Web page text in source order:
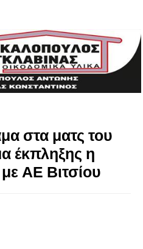
στα ματς του
έκπληξης η
ΑΕ Βιτσίου